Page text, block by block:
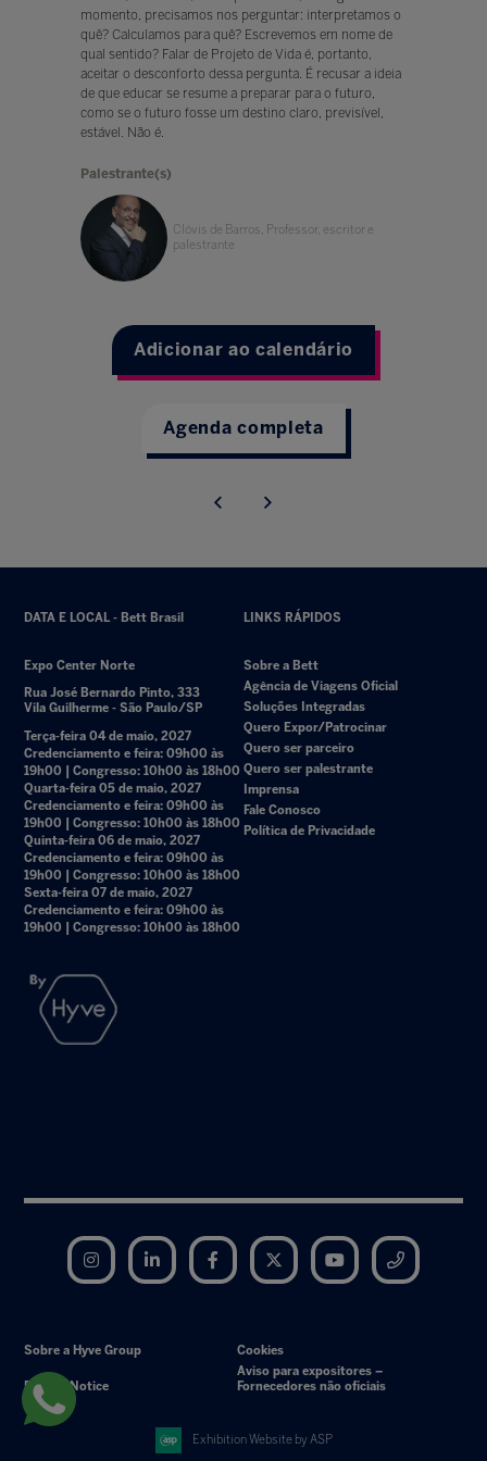
momento, precisamos nos perguntar: interpretamos o
quê? Calculamos para quê? Escrevemos em nome de
qual sentido? Falar de Projeto de Vida é, portanto,
aceitar o desconforto dessa pergunta. É recusar a ideia
de que educar se resume a preparar para o futuro,
como se o futuro fosse um destino claro, previsível,
estável. Não é.
Palestrante(s)
Clóvis de Barros, Professor, escritor e
palestrante
Adicionar ao calendário
Agenda completa
DATA E LOCAL - Bett Brasil
Expo Center Norte
Rua José Bernardo Pinto, 333
Vila Guilherme - São Paulo/SP
Terça-feira 04 de maio, 2027
Credenciamento e feira: 09h00 às
19h00 | Congresso: 10h00 às 18h00
Quarta-feira 05 de maio, 2027
Credenciamento e feira: 09h00 às
19h00 | Congresso: 10h00 às 18h00
Quinta-feira 06 de maio, 2027
Credenciamento e feira: 09h00 às
19h00 | Congresso: 10h00 às 18h00
Sexta-feira 07 de maio, 2027
Credenciamento e feira: 09h00 às
19h00 | Congresso: 10h00 às 18h00
LINKS RÁPIDOS
Sobre a Bett
Agência de Viagens Oficial
Soluções Integradas
Quero Expor/Patrocinar
Quero ser parceiro
Quero ser palestrante
Imprensa
Fale Conosco
Política de Privacidade
Instagram LinkedIn Facebook Twitter YouTube
Sobre a Hyve Group Cookies
Privacy Notice
Aviso para expositores –
Fornecedores não oficiais
Exhibition Website by ASP